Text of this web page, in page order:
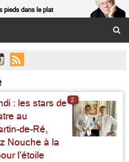
pieds dans le plat

: les stars de
au
de-Ré,
Nouche à la
l’étoile
2